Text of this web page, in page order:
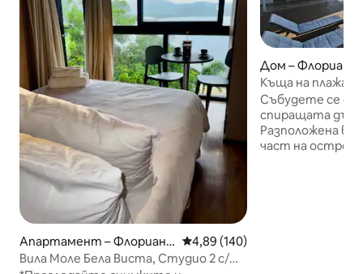
Апартамент – Флориано
полис
Средна оценка: 4,89 от 5,
4,89 (140)
Вила Моле Бела Виста, Студио 2 с/
Дом –
Къща на плажа
Събудете се от
спиращата дъха
Разположена в
част на